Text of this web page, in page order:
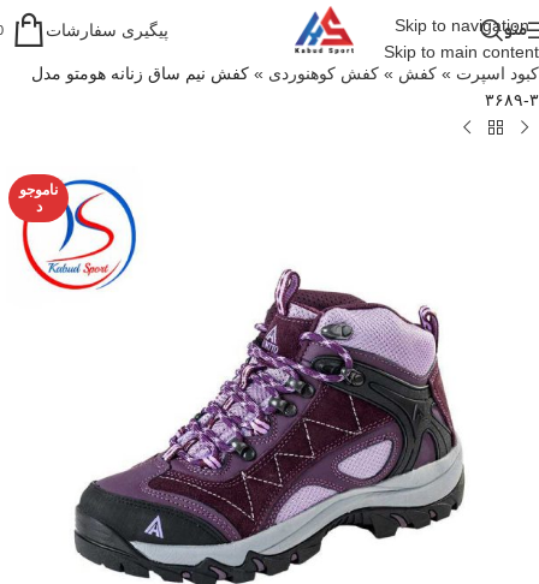
Skip to navigation
Skip to main content
منو پیگیری سفارشات
کبود اسپرت » کفش » کفش کوهنوردی » کفش نیم ساق زنانه هومتو مدل
۳-۳۶۸۹
ناموجو
د